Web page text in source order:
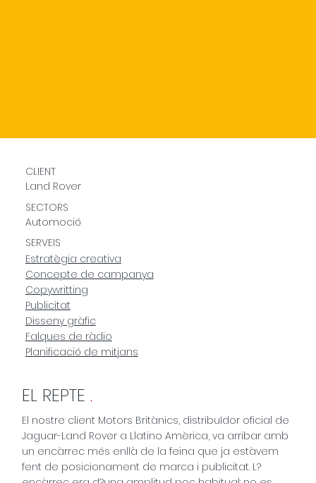
CLIENT
Land Rover
SECTORS
Automoció
SERVEIS
Estratègia creativa
Concepte de campanya
Copywritting
Publicitat
Disseny gràfic
Falques de ràdio
Planificació de mitjans
EL REPTE.
El nostre client Motors Britànics, distribuïdor oficial de
Jaguar-Land Rover a Llatino Amèrica, va arribar amb
un encàrrec més enllà de la feina que ja estàvem
fent de posicionament de marca i publicitat. L?